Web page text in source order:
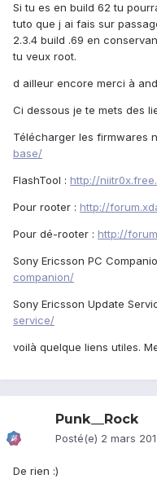
Si tu es en build 62 tu
tuto que j ai fais sur
2.3.4 build .69 en
tu veux root.
d ailleur encore merci à
Ci dessous je te mets des
Télécharger les firmwares
base/
FlashTool : http://
Pour rooter : http://
Pour dé-rooter : http://
Sony Ericsson PC
companion/
Sony Ericsson Update
service/
voilà quelque liens utiles.
Punk__Rock
Posté(e) 2 mars
De rien :)